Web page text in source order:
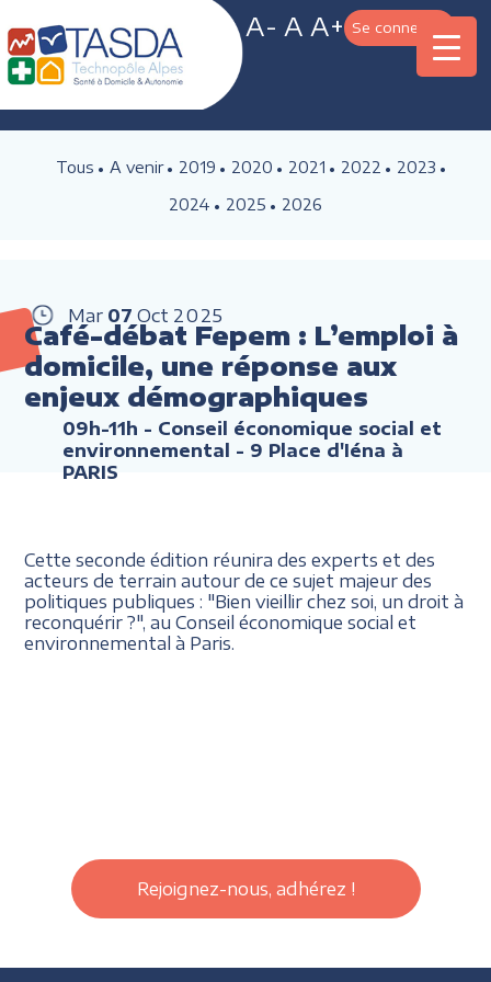
A- A A+ Se connecter
Tous A venir 2019 2020 2021 2022
2023
2024
2025 2026
Mar 07 Oct 2025
Café-débat Fepem : L’emploi à
domicile, une réponse aux
enjeux démographiques
09h-11h - Conseil économique social et
environnemental - 9 Place d'Iéna à
PARIS
Cette seconde édition réunira des experts et des
acteurs de terrain autour de ce sujet majeur des
politiques publiques : "Bien vieillir chez soi, un droit à
reconquérir ?", au Conseil économique social et
environnemental à Paris.
Rejoignez-nous, adhérez !